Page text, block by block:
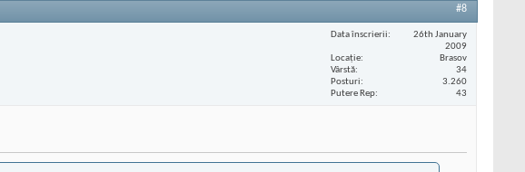
#8
Data înscrierii
26th January
2009
Locaţie
Brasov
Vârstă
34
Posturi
3.260
Putere Rep
43